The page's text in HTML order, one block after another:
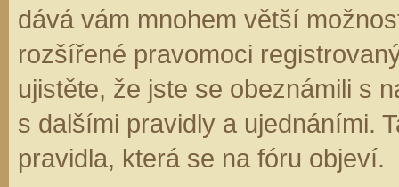
dává vám mnohem větší
rozšířené pravomoci
ujistěte, že jste se obeznámili s
s dalšími pravidly a ujednáními.
pravidla, která se na fóru objeví.